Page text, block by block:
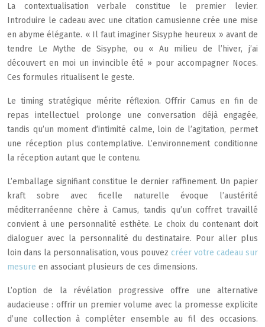
La contextualisation verbale constitue le premier levier.
Introduire le cadeau avec une citation camusienne crée une mise
en abyme élégante. « Il faut imaginer Sisyphe heureux » avant de
tendre Le Mythe de Sisyphe, ou « Au milieu de l’hiver, j’ai
découvert en moi un invincible été » pour accompagner Noces.
Ces formules ritualisent le geste.
Le timing stratégique mérite réflexion. Offrir Camus en fin de
repas intellectuel prolonge une conversation déjà engagée,
tandis qu’un moment d’intimité calme, loin de l’agitation, permet
une réception plus contemplative. L’environnement conditionne
la réception autant que le contenu.
L’emballage signifiant constitue le dernier raffinement. Un papier
kraft sobre avec ficelle naturelle évoque l’austérité
méditerranéenne chère à Camus, tandis qu’un coffret travaillé
convient à une personnalité esthète. Le choix du contenant doit
dialoguer avec la personnalité du destinataire. Pour aller plus
loin dans la personnalisation, vous pouvez créer votre cadeau sur
mesure en associant plusieurs de ces dimensions.
L’option de la révélation progressive offre une alternative
audacieuse : offrir un premier volume avec la promesse explicite
d’une collection à compléter ensemble au fil des occasions.